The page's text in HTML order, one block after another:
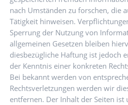
nach Umständen zu forschen, die
Tätigkeit hinweisen.
Sperrung der Nutzung von
allgemeinen Gesetzen bleiben
diesbezügliche Haftung ist jedoch
der Kenntnis einer konkreten
Bei bekannt werden von
Rechtsverletzungen werden wir
entfernen. Der Inhalt der Seiten ist